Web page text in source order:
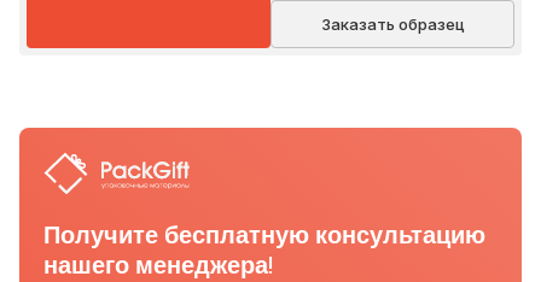
Заказать образец
Получите бесплатную консультацию
нашего менеджера!